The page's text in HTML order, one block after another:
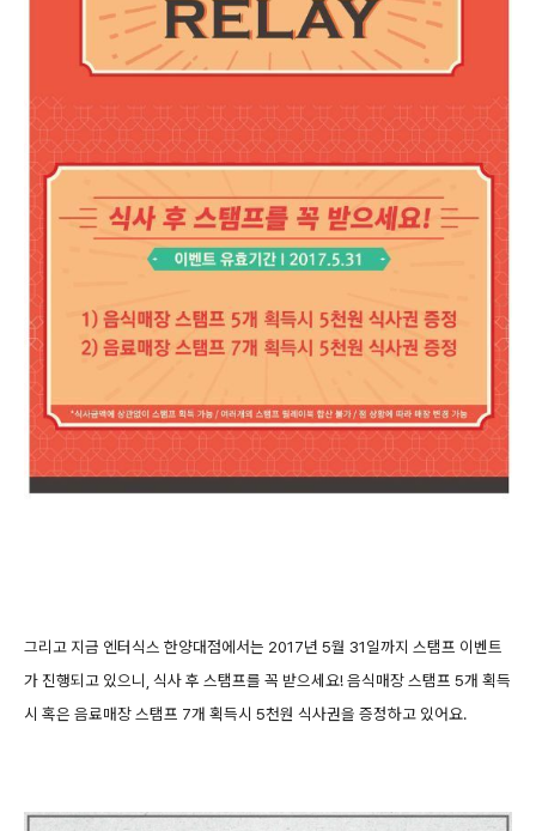
그리고 지금 엔터식스 한양대점에서는 2017년 5월 31일까지 스탬프 이벤트
가 진행되고 있으니, 식사 후 스탬프를 꼭 받으세요! 음식매장 스탬프 5개 획득
시 혹은 음료매장 스탬프 7개 획득시 5천원 식사권을 증정하고 있어요.